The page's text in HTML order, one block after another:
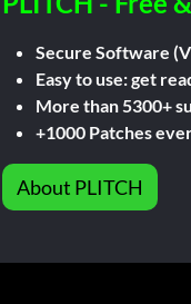
Secure Software
Easy to use: get
More than 5300+
+1000 Patches
About PLITCH